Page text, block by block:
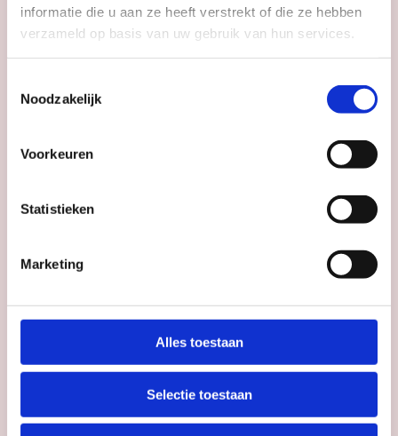
informatie die u aan ze heeft verstrekt of die ze hebben
verzameld op basis van uw gebruik van hun services.
Noodzakelijk
Voorkeuren
Statistieken
Marketing
Alles toestaan
Selectie toestaan
Meer in
Utrecht